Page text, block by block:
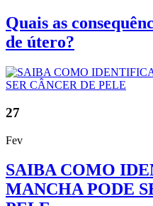
Quais as
de útero?
27
Fev
SAIBA COMO
MANCHA PODE